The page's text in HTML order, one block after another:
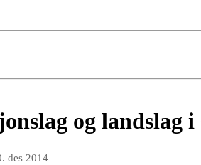
og landslag i
des 2014